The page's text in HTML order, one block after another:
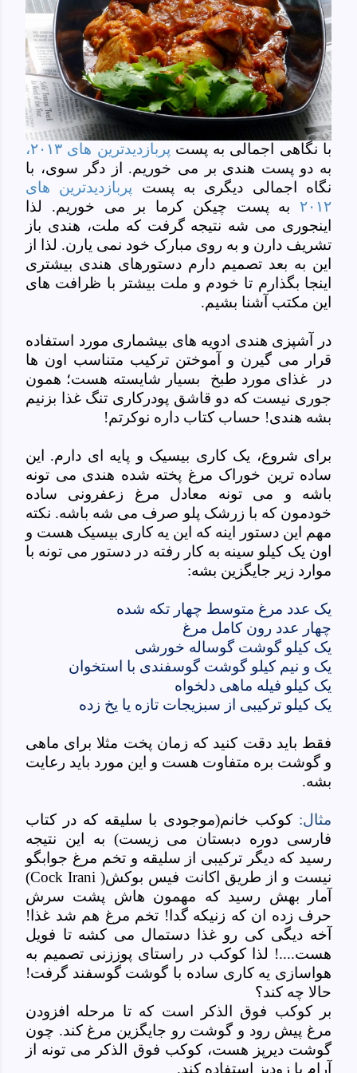
با نگاهی اجمالی به پست پربازدیدترین های ۲۰۱۳،
به دو پست هندی بر می خوریم. از دگر سوی، با
نگاه اجمالی دیگری به پست پربازدیدترین های
۲۰۱۲ به پست چیکن کرما بر می خوریم. لذا
اینجوری می شه نتیجه گرفت که ملت، هندی باز
تشریف دارن و به روی مبارک خود نمی یارن. لذا از
این به بعد تصمیم دارم دستورهای هندی بیشتری
اینجا بگذارم تا خودم و ملت بیشتر با ظرافت های
این مکتب آشنا بشیم.
در آشپزی هندی ادویه های بیشماری مورد استفاده
قرار می گیرن و آموختن ترکیب متناسب اون ها
در غذای مورد طبخ بسیار شایسته هست؛ همون
جوری نیست که دو قاشق پودرکاری تنگ غذا بزنیم
بشه هندی! حساب کتاب داره نوکرتم!
برای شروع، یک کاری بیسیک و پایه ای دارم. این
ساده ترین خوراک مرغ پخته شده هندی می تونه
باشه و می تونه معادل مرغ زعفرونی ساده
خودمون که با زرشک پلو صرف می شه باشه. نکته
مهم این دستور اینه که این یه کاری بیسیک هست و
اون یک کیلو سینه به کار رفته در دستور می تونه با
موارد زیر جایگزین بشه:
یک عدد مرغ متوسط چهار تکه شده
چهار عدد رون کامل مرغ
یک کیلو گوشت گوساله خورشی
یک و نیم کیلو گوشت گوسفندی با استخوان
یک کیلو فیله ماهی دلخواه
یک کیلو ترکیبی از سبزیجات تازه یا یخ زده
فقط باید دقت کنید که زمان پخت مثلا برای ماهی
و گوشت بره متفاوت هست و این مورد باید رعایت
بشه.
مثال: کوکب خانم(موجودی با سلیقه که در کتاب
فارسی دوره دبستان می زیست) به این نتیجه
رسید که دیگر ترکیبی از سلیقه و تخم مرغ جوابگو
نیست و از طریق اکانت فیس بوکش)
(Cock Irani
آمار بهش رسید که مهمون هاش پشت سرش
حرف زده ان که زنیکه گدا! تخم مرغ هم شد غذا!
آخه دیگی کی رو غذا دستمال می کشه تا فویل
هست....! لذا کوکب در راستای پوززنی تصمیم به
هواسازی یه کاری ساده با گوشت گوسفند گرفت!
حالا چه کند؟
بر کوکب فوق الذکر است که تا مرحله افزودن
مرغ پیش رود و گوشت رو جایگزین مرغ کند. چون
گوشت دیرپز هست، کوکب فوق الذکر می تونه از
آرام یا زودپز استفاده کند.